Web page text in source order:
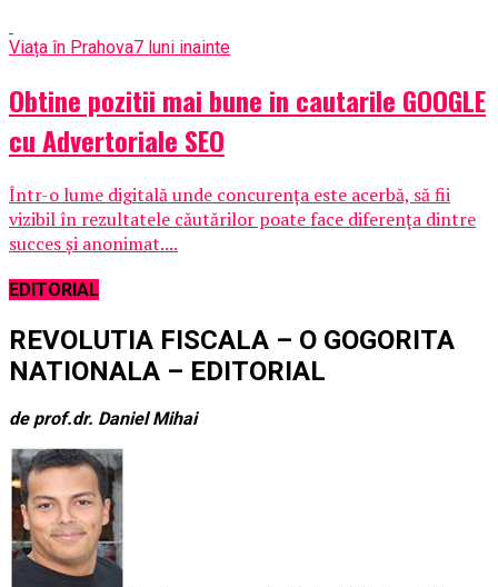
Viața în Prahova7 luni inainte
Obtine pozitii mai bune in cautarile GOOGLE
cu Advertoriale SEO
Într-o lume digitală unde concurența este acerbă, să fii
vizibil în rezultatele căutărilor poate face diferența dintre
succes și anonimat....
EDITORIAL
REVOLUTIA FISCALA – O GOGORITA
NATIONALA – EDITORIAL
de prof.dr. Daniel Mihai